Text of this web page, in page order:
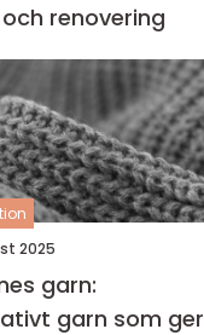
renovering
2025
garn:
garn som ger